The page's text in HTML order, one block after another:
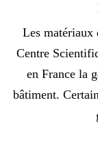
Les matériaux
Centre
en France la
bâtiment.